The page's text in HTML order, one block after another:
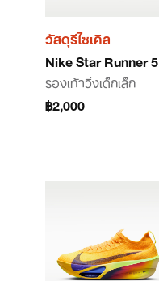
วัสดุรีไซเคิล
Nike Star Runner 5
รองเท้าวิ่งเด็กเล็ก
฿2,000